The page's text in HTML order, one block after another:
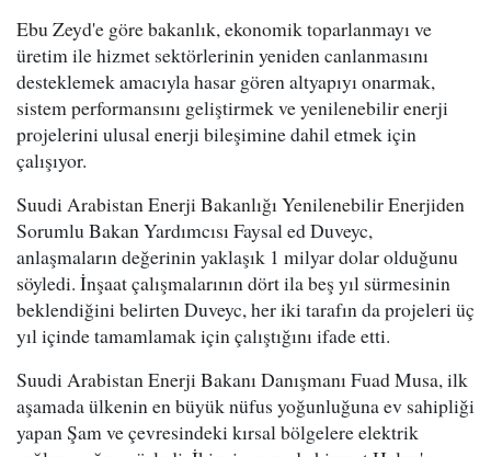
Ebu Zeyd'e göre bakanlık, ekonomik toparlanmayı ve
üretim ile hizmet sektörlerinin yeniden canlanmasını
desteklemek amacıyla hasar gören altyapıyı onarmak,
sistem performansını geliştirmek ve yenilenebilir enerji
projelerini ulusal enerji bileşimine dahil etmek için
çalışıyor.
Suudi Arabistan Enerji Bakanlığı Yenilenebilir Enerjiden
Sorumlu Bakan Yardımcısı Faysal ed Duveyc,
anlaşmaların değerinin yaklaşık 1 milyar dolar olduğunu
söyledi. İnşaat çalışmalarının dört ila beş yıl sürmesinin
beklendiğini belirten Duveyc, her iki tarafın da projeleri üç
yıl içinde tamamlamak için çalıştığını ifade etti.
Suudi Arabistan Enerji Bakanı Danışmanı Fuad Musa, ilk
aşamada ülkenin en büyük nüfus yoğunluğuna ev sahipliği
yapan Şam ve çevresindeki kırsal bölgelere elektrik